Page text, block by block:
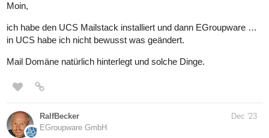
Moin,
ich habe den UCS Mailstack installiert und dann EGroupware …
in UCS habe ich nicht bewusst was geändert.
Mail Domäne natürlich hinterlegt und solche Dinge.
RalfBecker
EGroupware GmbH
Dec '23